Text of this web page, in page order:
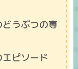
うぶつの専
ピソード